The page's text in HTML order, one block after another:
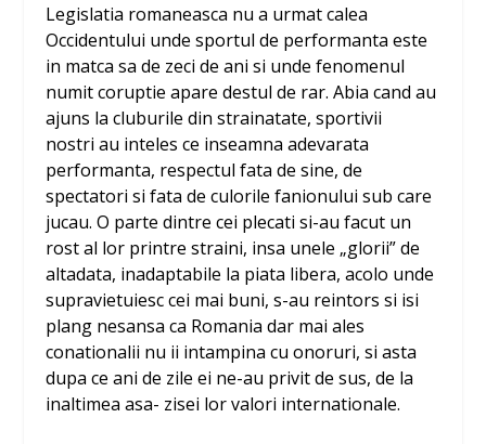
Legislatia romaneasca nu a urmat calea
Occidentului unde sportul de performanta este
in matca sa de zeci de ani si unde fenomenul
numit coruptie apare destul de rar. Abia cand au
ajuns la cluburile din strainatate, sportivii
nostri au inteles ce inseamna adevarata
performanta, respectul fata de sine, de
spectatori si fata de culorile fanionului sub care
jucau. O parte dintre cei plecati si-au facut un
rost al lor printre straini, insa unele „glorii” de
altadata, inadaptabile la piata libera, acolo unde
supravietuiesc cei mai buni, s-au reintors si isi
plang nesansa ca Romania dar mai ales
conationalii nu ii intampina cu onoruri, si asta
dupa ce ani de zile ei ne-au privit de sus, de la
inaltimea asa- zisei lor valori internationale.